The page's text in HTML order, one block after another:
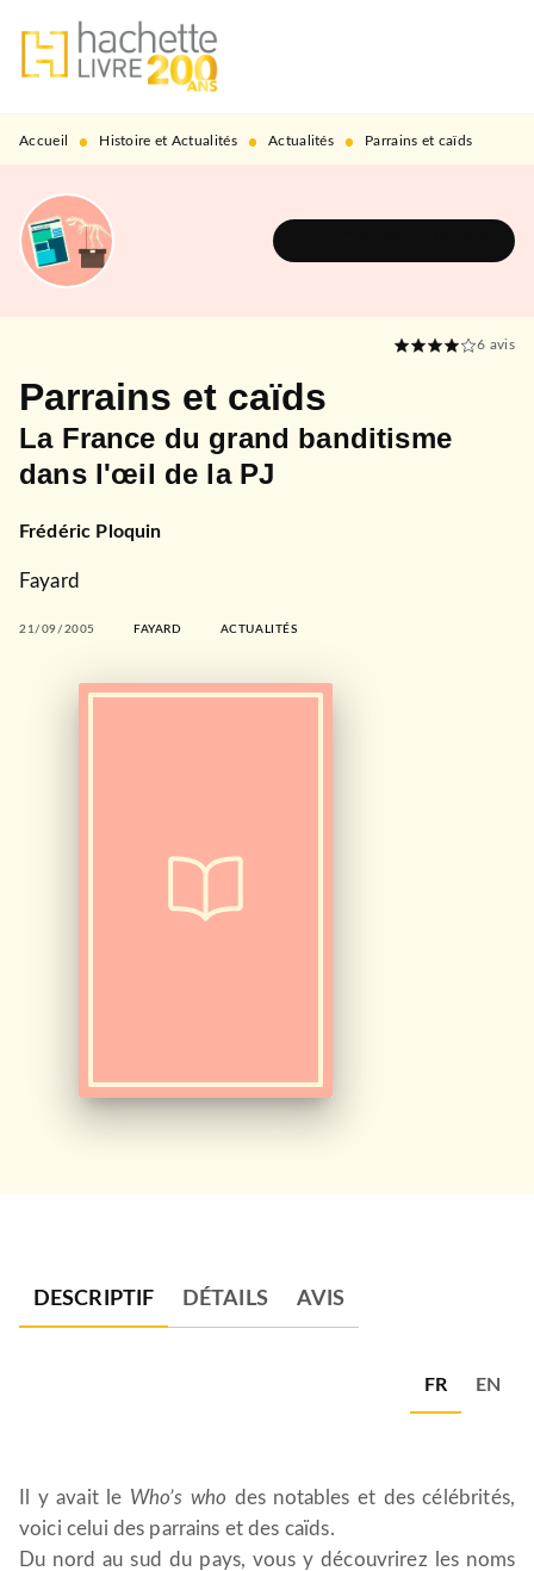
MENU RECHERCHE
PIED DE PAGE
Accueil • Histoire et Actualités • Actualités • Parrains et caïds
6 avis
Parrains et caïds
La France du grand banditisme
dans l'œil de la PJ
Frédéric Ploquin
Fayard
21/09/2005 FAYARD ACTUALITÉS
DESCRIPTIF DÉTAILS AVIS
FR EN
Il y avait le Who’s who des notables et des célébrités,
voici celui des parrains et des caïds.
Du nord au sud du pays, vous y découvrirez les noms